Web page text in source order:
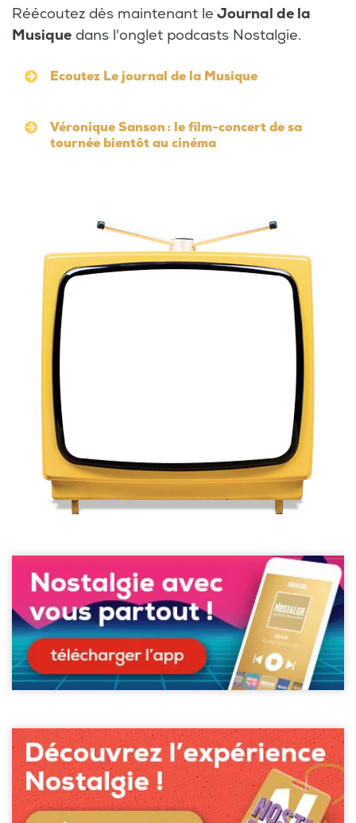
Réécoutez dès maintenant le Journal de la
Musique dans l'onglet podcasts Nostalgie.
Ecoutez Le journal de la Musique
Véronique Sanson : le film-concert de sa
tournée bientôt au cinéma